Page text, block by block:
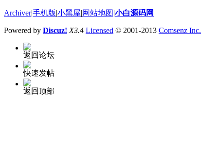
Archiver|手机版 小黑屋 网站地图 小白源码网
Powered by Discuz! X3.4 Licensed © 2001-2013 Comsenz Inc.
返回论坛
快速发帖
返回顶部